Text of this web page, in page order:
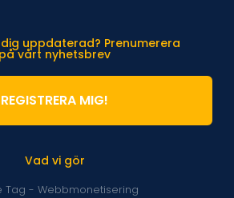
Vad vi gör
Tag - Webbmonetisering
uppdaterad? Prenumerera
på vårt nyhetsbrev
REGISTRERA MIG!